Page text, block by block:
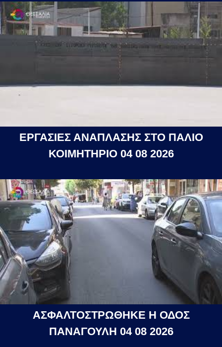
ΕΡΓΑΣΙΕΣ ΑΝΑΠΛΑΣΗΣ ΣΤΟ ΠΑΛΙΟ
ΚΟΙΜΗΤΗΡΙΟ 04 08 2026
ΑΣΦΑΛΤΟΣΤΡΩΘΗΚΕ Η ΟΔΟΣ
ΠΑΝΑΓΟΥΛΗ 04 08 2026